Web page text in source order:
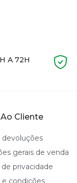
A 72H
Cliente
devoluções
gerais de venda
privacidade
e condições